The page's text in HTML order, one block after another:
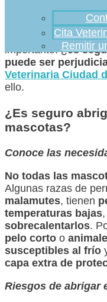
Cita
Remitir
llegada del
mascotas recurren
sus animales. Sin
importante: ¿es
puede ser
Veterinaria Ciudad
ello.
¿Es seguro
mascotas?
Conoce las
No todas las
Algunas razas de
malamutes, tienen
temperaturas bajas
sobrecalentarlos.
pelo corto o
susceptibles al frío
capa extra de
Riesgos de abrigar